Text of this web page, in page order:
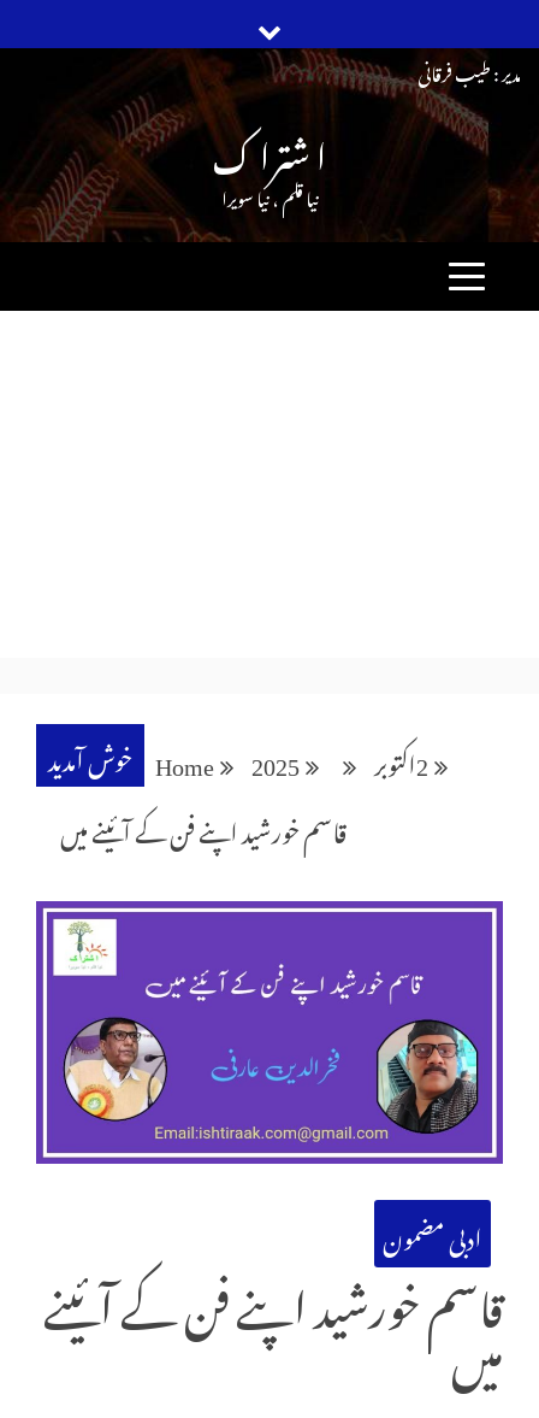
content
مدیر : طیب فرقانی
ا شترا ک
نیا قلم ، نیا سویرا
خوش آمدید Home 2025 اکتوبر2
قاسم خورشید اپنے فن کے آئینے میں
ادبی مضمون
قاسم خورشید اپنے فن کے آئینے
میں